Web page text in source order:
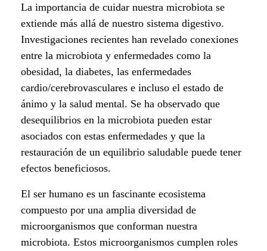
c
o
s
i
s
t
e
m
a
d
La importancia de cuidar nuestra microbiota se
extiende más allá de nuestro sistema digestivo.
Investigaciones recientes han revelado conexiones
entre la microbiota y enfermedades como la
obesidad, la diabetes, las enfermedades
cardio/cerebrovasculares e incluso el estado de
ánimo y la salud mental. Se ha observado que
desequilibrios en la microbiota pueden estar
asociados con estas enfermedades y que la
restauración de un equilibrio saludable puede tener
efectos beneficiosos.
El ser humano es un fascinante ecosistema
compuesto por una amplia diversidad de
microorganismos que conforman nuestra
microbiota. Estos microorganismos cumplen roles